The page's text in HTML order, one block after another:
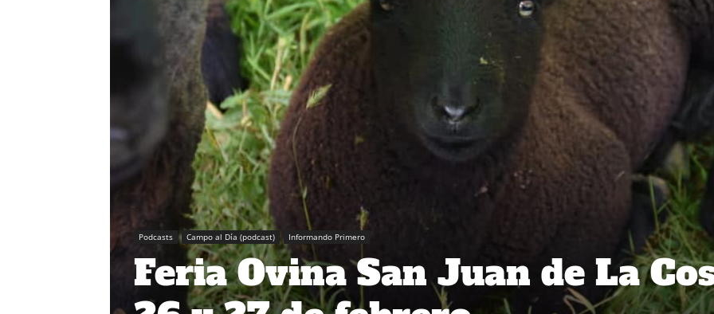
Podcasts Campo al Día (podcast) Informando Primero
Feria Ovina San Juan de La